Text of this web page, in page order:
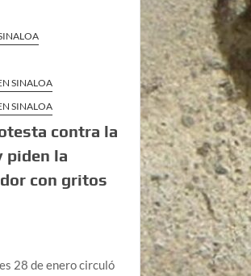
SINALOA
SINALOA
contra la
piden la
con gritos
28 de enero circuló